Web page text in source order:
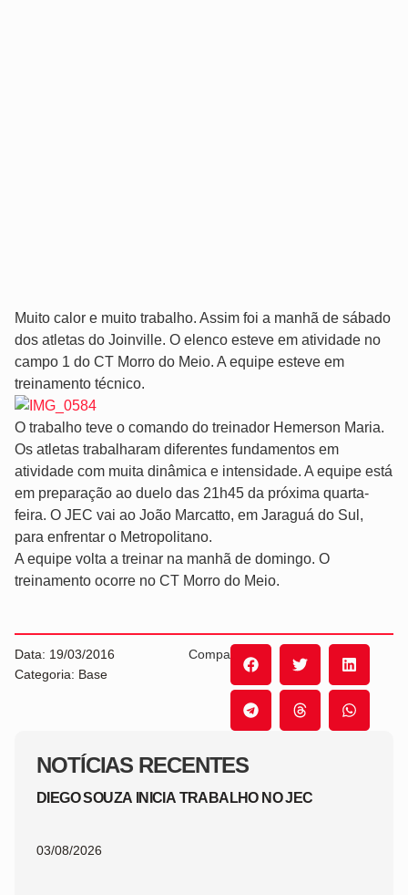
NOTÍCIAS RECENTES
DIEGO SOUZA INICIA TRABALHO NO JEC
03/08/2026
Muito calor e muito trabalho. Assim foi a manhã de sábado
dos atletas do Joinville. O elenco esteve em atividade no
campo 1 do CT Morro do Meio. A equipe esteve em
treinamento técnico.
O trabalho teve o comando do treinador Hemerson Maria.
Os atletas trabalharam diferentes fundamentos em
atividade com muita dinâmica e intensidade. A equipe está
em preparação ao duelo das 21h45 da próxima quarta-
feira. O JEC vai ao João Marcatto, em Jaraguá do Sul,
para enfrentar o Metropolitano.
A equipe volta a treinar na manhã de domingo. O
treinamento ocorre no CT Morro do Meio.
Data: 19/03/2016
Categoria: Base
Compartilhe: